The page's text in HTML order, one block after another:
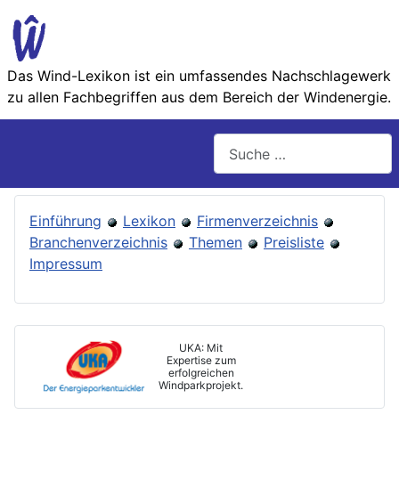
Das Wind-Lexikon ist ein umfassendes Nachschlage­werk
zu allen Fachbegriffen aus dem Bereich der Wind­energie.
Einführung Lexikon
Firmenverzeichnis
Branchenverzeichnis
Themen
Preisliste
Impressum
UKA: Mit
Expertise zum
erfolgreichen
Windparkprojekt.